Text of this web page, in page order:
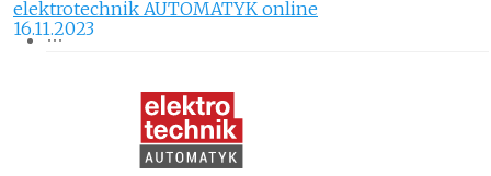
elektrotechnik AUTOMATYK online
16.11.2023